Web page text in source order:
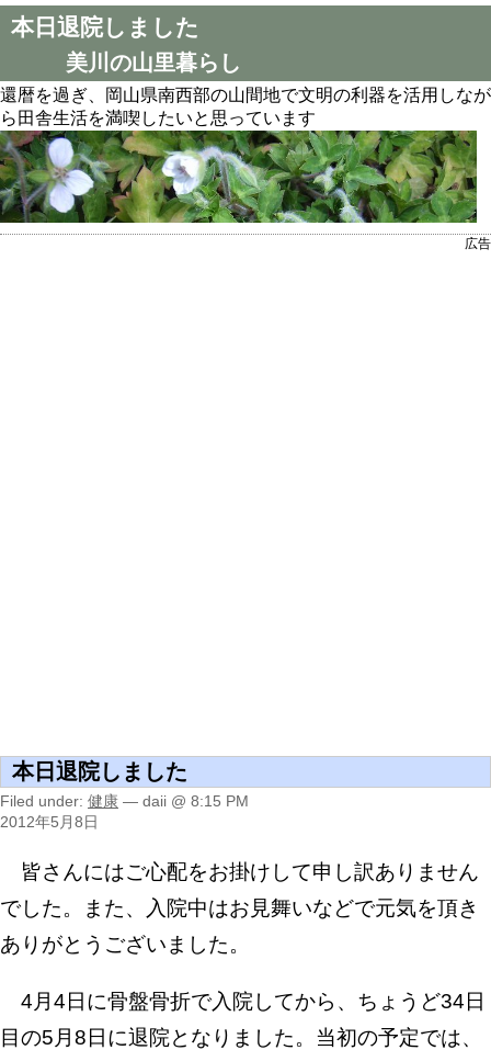
本日退院しました
美川の山里暮らし
還暦を過ぎ、岡山県南西部の山間地で文明の利器を活用しなが
ら田舎生活を満喫したいと思っています
広告
本日退院しました
Filed under: 健康 — daii @ 8:15 PM
2012年5月8日
皆さんにはご心配をお掛けして申し訳ありません
でした。また、入院中はお見舞いなどで元気を頂き
ありがとうございました。
4月4日に骨盤骨折で入院してから、ちょうど34日
目の5月8日に退院となりました。当初の予定では、